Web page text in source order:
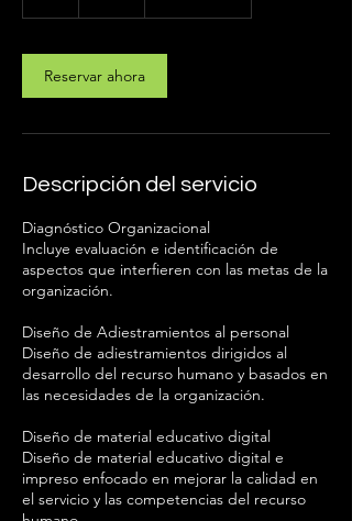
Reservar ahora
Descripción del servicio
Diagnóstico Organizacional
Incluye evaluación e identificación de
aspectos que interfieren con las metas de la
organización.
Diseño de Adiestramientos al personal
Diseño de adiestramientos dirigidos al
desarrollo del recurso humano y basados en
las necesidades de la organización.
Diseño de material educativo digital
Diseño de material educativo digital e
impreso enfocado en mejorar la calidad en
el servicio y las competencias del recurso